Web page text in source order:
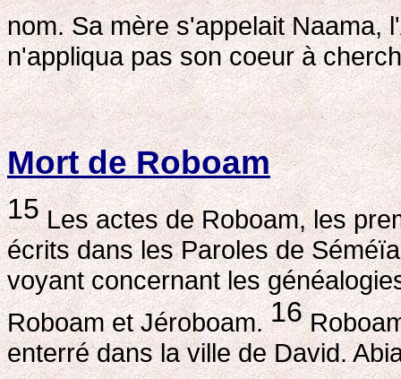
nom. Sa mère s'appelait Naama,
n'appliqua pas son coeur à
Mort de Roboam
15Les actes de Roboam, les
écrits dans les Paroles de
voyant concernant les
Roboam et Jéroboam.16
enterré dans la ville de David.